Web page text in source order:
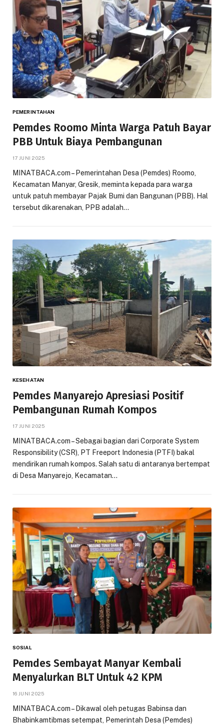
PEMERINTAHAN
Pemdes Roomo Minta Warga Patuh Bayar
PBB Untuk Biaya Pembangunan
17 JUNI 2025
MINATBACA.com – Pemerintahan Desa (Pemdes) Roomo,
Kecamatan Manyar, Gresik, meminta kepada para warga
untuk patuh membayar Pajak Bumi dan Bangunan (PBB). Hal
tersebut dikarenakan, PPB adalah…
KESEHATAN
Pemdes Manyarejo Apresiasi Positif
Pembangunan Rumah Kompos
17 JUNI 2025
MINATBACA.com – Sebagai bagian dari Corporate System
Responsibility (CSR), PT Freeport Indonesia (PTFI) bakal
mendirikan rumah kompos. Salah satu di antaranya bertempat
di Desa Manyarejo, Kecamatan…
SOSIAL
Pemdes Sembayat Manyar Kembali
Menyalurkan BLT Untuk 42 KPM
16 JUNI 2025
MINATBACA.com – Dikawal oleh petugas Babinsa dan
Bhabinkamtibmas setempat, Pemerintah Desa (Pemdes)